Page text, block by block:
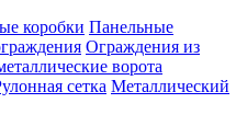
коробки Панельные
Ограждения из
ворота
сетка Металлический